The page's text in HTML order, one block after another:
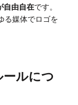
自由自在です。
る媒体でロゴを
ールにつ